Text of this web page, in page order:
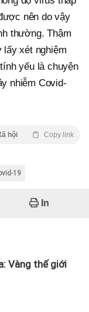
nên do vậy
thường. Thậm
lấy xét nghiệm
yếu là chuyện
nhiễm Covid-
hội Copy link
19
In
Vàng thế giới